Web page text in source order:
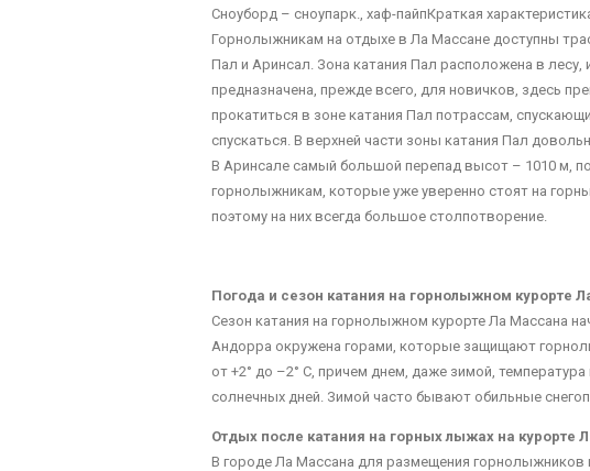
Сноуборд – сноупарк., хаф-пайпКраткая
Горнолыжникам на отдыхе в Ла Массане доступны
Пал и Аринсал. Зона катания Пал расположена в
предназначена, прежде всего, для новичков, здесь
прокатиться в зоне катания Пал потрассам,
спускаться. В верхней части зоны катания Пал
В Аринсале самый большой перепад высот – 1010 м,
горнолыжникам, которые уже уверенно стоят на
поэтому на них всегда большое столпотворение.
Погода и сезон катания на горнолыжном курорте
Сезон катания на горнолыжном курорте Ла Массана
Андорра окружена горами, которые защищают
от +2° до –2° С, причем днем, даже зимой,
солнечных дней. Зимой часто бывают обильные
Отдых после катания на горных лыжах на курорте
В городе Ла Массана для размещения горнолыжников